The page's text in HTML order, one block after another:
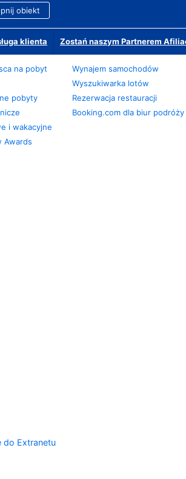
obiekt
klienta Zostań naszym Partnerem
na pobyt
pobyty
i wakacyjne
Awards
Wynajem samochodów
Wyszukiwarka lotów
Rezerwacja restauracji
Booking.com dla biur podróży
do Extranetu